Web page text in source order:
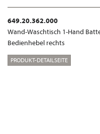
649.20.362.000
Wand-Waschtisch 1-Hand
Bedienhebel rechts
PRODUKT-DETAILSEITE